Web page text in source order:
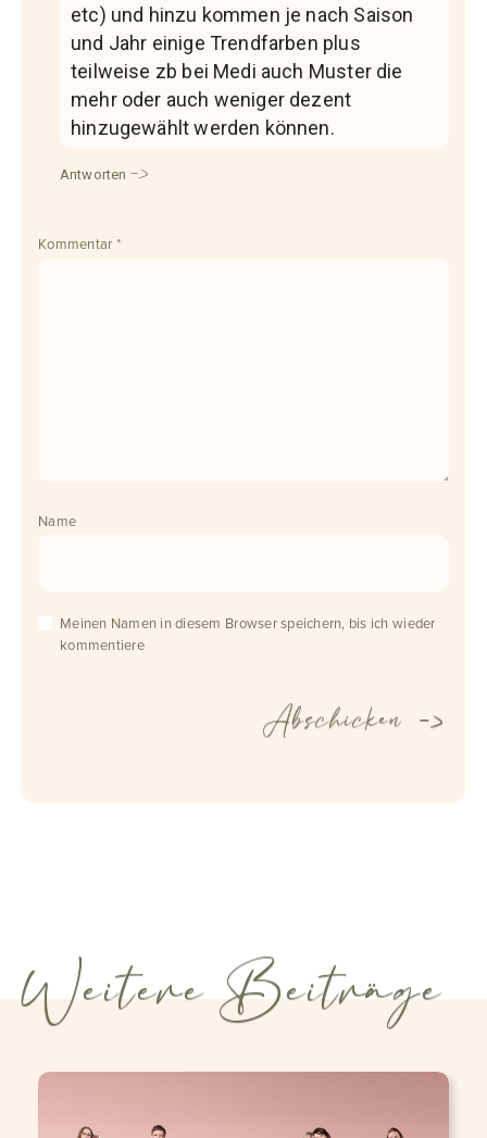
etc) und hinzu kommen je nach Saison
und Jahr einige Trendfarben plus
teilweise zb bei Medi auch Muster die
mehr oder auch weniger dezent
hinzugewählt werden können.
Antworten
Kommentar *
Name
Meinen Namen in diesem Browser speichern, bis ich wieder
kommentiere
Weitere Beiträge